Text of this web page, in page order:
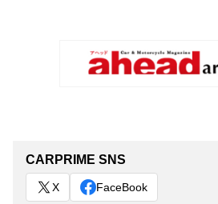
CARPRIME SNS
X FaceBook